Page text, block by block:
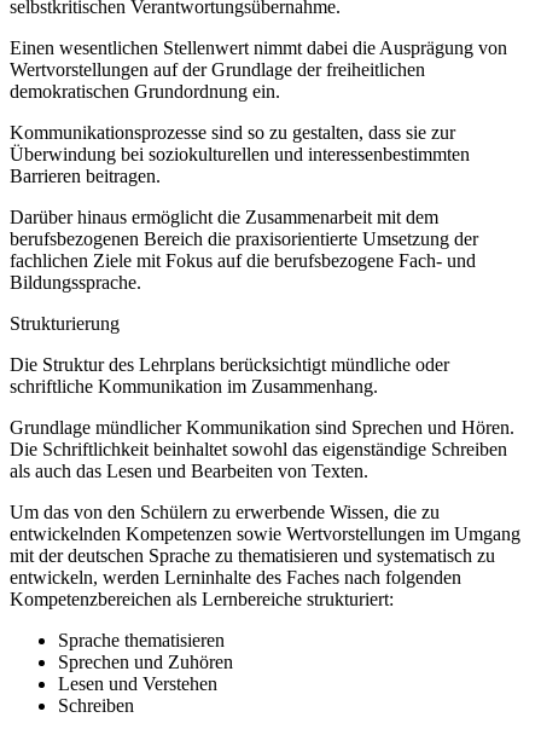
selbstkritischen Verantwortungsübernahme.
Einen wesentlichen Stellenwert nimmt dabei die Ausprägung von
Wertvorstellungen auf der Grundlage der freiheitlichen
demokratischen Grundordnung ein.
Kommunikationsprozesse sind so zu gestalten, dass sie zur
Überwindung bei soziokulturellen und interessenbestimmten
Barrieren beitragen.
Darüber hinaus ermöglicht die Zusammenarbeit mit dem
berufsbezogenen Bereich die praxisorientierte Umsetzung der
fachlichen Ziele mit Fokus auf die berufsbezogene Fach- und
Bildungssprache.
Strukturierung
Die Struktur des Lehrplans berücksichtigt mündliche oder
schriftliche Kommunikation im Zusammenhang.
Grundlage mündlicher Kommunikation sind Sprechen und Hören.
Die Schriftlichkeit beinhaltet sowohl das eigenständige Schreiben
als auch das Lesen und Bearbeiten von Texten.
Um das von den Schülern zu erwerbende Wissen, die zu
entwickelnden Kompetenzen sowie Wertvorstellungen im Umgang
mit der deutschen Sprache zu thematisieren und systematisch zu
entwickeln, werden Lerninhalte des Faches nach folgenden
Kompetenzbereichen als Lernbereiche strukturiert:
Sprache thematisieren
Sprechen und Zuhören
Lesen und Verstehen
Schreiben